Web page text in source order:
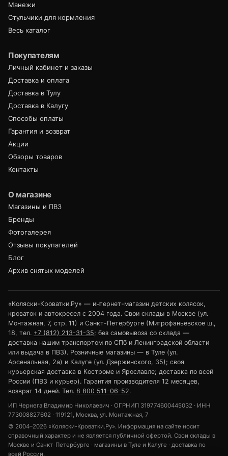
Манежи
Стульчики для кормления
Весь каталог
Покупателям
Личный кабинет и заказы
Доставка и оплата
Доставка в Тулу
Доставка в Калугу
Способы оплаты
Гарантия и возврат
Акции
Обзоры товаров
Контакты
О магазине
Магазины и ПВЗ
Бренды
Фотогалерея
Отзывы покупателей
Блог
Архив снятых моделей
«Коляски-Кроватки.Ру» — интернет-магазин детских колясок,
кроваток и автокресел с 2004 года. Свои склады в Москве (ул.
Монтажная, 7, стр. 11) и Санкт-Петербурге (Митрофаньевское ш.,
18, тел. +7 (812) 213-31-35; без самовывоза со склада —
доставка нашим транспортом по СПб и Ленинградской области
или выдача в ПВЗ). Розничные магазины — в Туле (ул.
Арсенальная, 2а) и Калуге (ул. Дзержинского, 35); своя
курьерская доставка в Костроме и Ярославле; доставка по всей
России (ПВЗ и курьер). Гарантия производителя 12 месяцев,
возврат 14 дней. Тел. 8 800 511-06-52.
ИП Чернега Владимир Николаевич · ОГРНИП 319774600445032 · ИНН
773008827602 · 119121, Москва, ул. Монтажная, 7
© 2004–2026 «Коляски-Кроватки.Ру». Информация на сайте носит
справочный характер и не является публичной офертой. Свои склады в
Москве и Санкт-Петербурге · магазины в Туле и Калуге · доставка по
всей России.